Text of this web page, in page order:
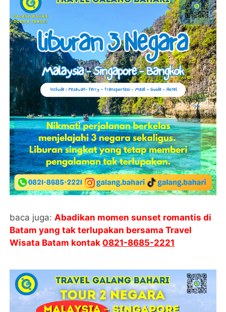
baca juga:Abadikan momen sunset romantis di
Batam yang tak terlupakan bersama Travel
Wisata Batam kontak0821-8685-2221